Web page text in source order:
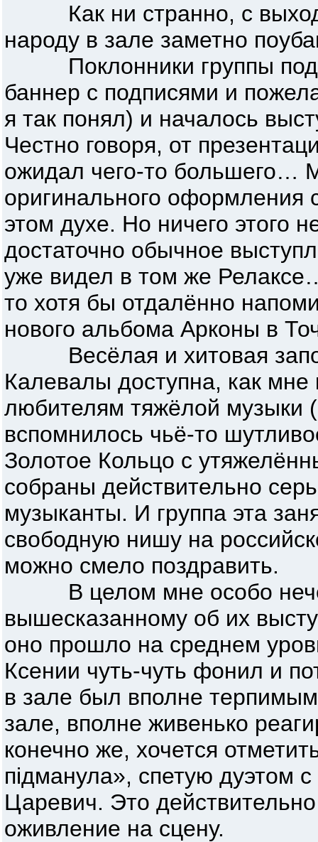
Как ни странно, с
народу в зале заметно
Поклонники группы
баннер с подписями и
я так понял) и началось
Честно говоря, от
ожидал чего-то большего…
оригинального оформления
этом духе. Но ничего этого
достаточно обычное
уже видел в том же
то хотя бы отдалённо
нового альбома Арконы в
Весёлая и хитовая
Калевалы доступна, как мне
любителям тяжёлой музыки
вспомнилось чьё-то
Золотое Кольцо с
собраны действительно
музыканты. И группа эта
свободную нишу на
можно смело поздравить.
В целом мне особо
вышесказанному об их
оно прошло на среднем
Ксении чуть-чуть фонил и
в зале был вполне
зале, вполне живенько
конечно же, хочется
пiдманула», спетую дуэтом
Царевич. Это
оживление на сцену.